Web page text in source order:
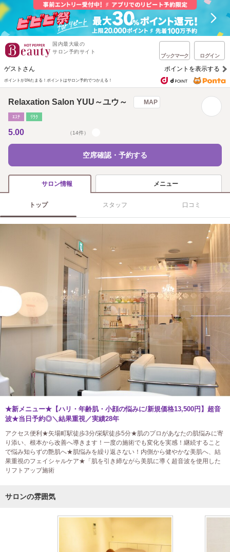
国内最大級の
サロン予約サイト
ブックマーク ログイン
ゲストさん ポイントを表示する
ポイントが1%たまる！ ポイントはサロン予約でつかえる！
Relaxation Salon YUU～ユウ～ MAP
ｴｽﾃ ﾘﾗｸ
5.00 （14件）
空席確認・予約する
サロン情報 メニュー
トップ スタッフ 口コミ
★新メニュー★【ハリ・年齢肌・小顔の悩みに/新規価格13,500円】超音
波★当日予約◎＼結果重視／実績28年
アクセス便利★矢場町駅徒歩3分/栄駅徒歩5分★肌のプロがあなたの肌悩みに寄
り添い、根本から改善へ導きます！一度の施術でも変化を実感！継続すること
で悩み知らずの艶肌へ★肌悩みを繰り返さない！内側から健やかな美肌へ、結
果重視のフェイシャルケア★「肌を引き締ながら美肌に導く超音波を使用した
リフトアップ施術
サロンの雰囲気